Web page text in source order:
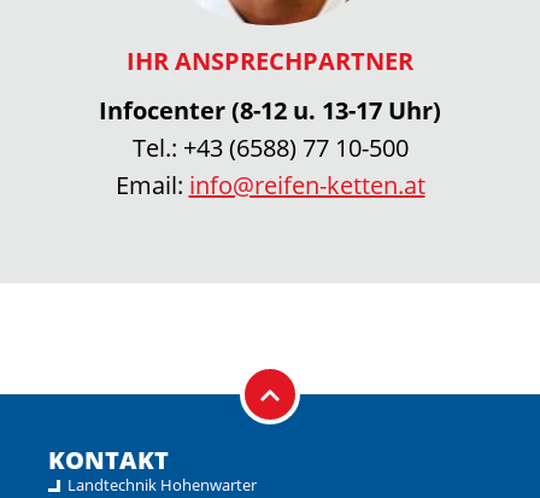
IHR ANSPRECHPARTNER
Infocenter (8-12 u. 13-17 Uhr)
Tel.: +43 (6588) 77 10-500
Email: info@reifen-ketten.at
KONTAKT
Landtechnik Hohenwarter